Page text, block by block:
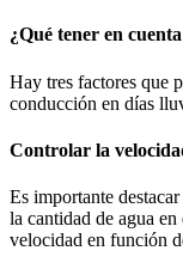
¿Qué tener en
Hay tres factores que
conducción en días
Controlar la
Es importante
la cantidad de agua
velocidad en función